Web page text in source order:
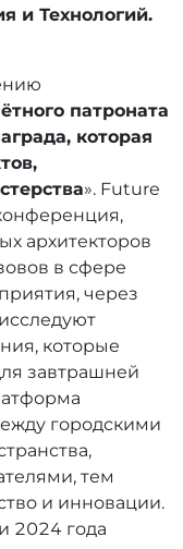
и Технологий.
патроната
которая
». Future
архитекторов
в сфере
через
которые
завтрашней
городскими
тем
и инновации.
2024 года